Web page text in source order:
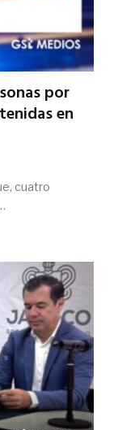
por
en
cuatro